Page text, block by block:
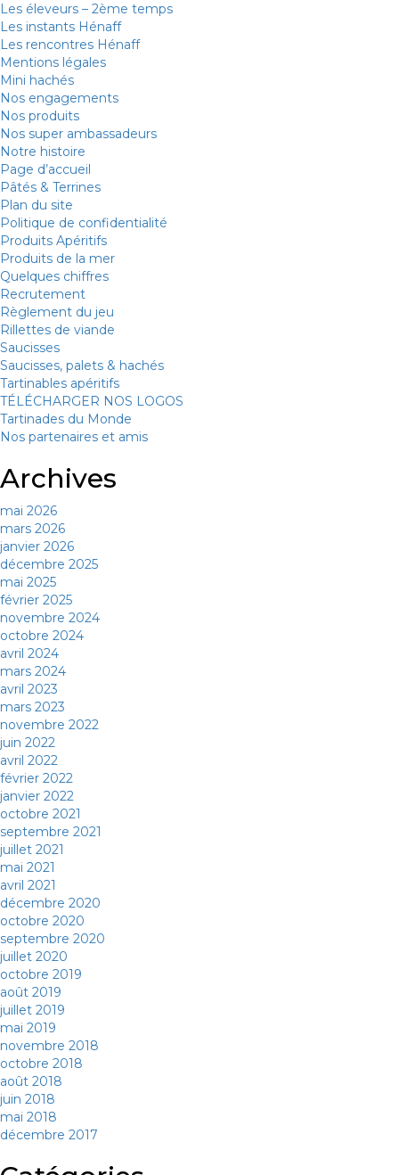
Les éleveurs – 2ème temps
Les instants Hénaff
Les rencontres Hénaff
Mentions légales
Mini hachés
Nos engagements
Nos produits
Nos super ambassadeurs
Notre histoire
Page d’accueil
Pâtés & Terrines
Plan du site
Politique de confidentialité
Produits Apéritifs
Produits de la mer
Quelques chiffres
Recrutement
Règlement du jeu
Rillettes de viande
Saucisses
Saucisses, palets & hachés
Tartinables apéritifs
TÉLÉCHARGER NOS LOGOS
Tartinades du Monde
Nos partenaires et amis
Archives
mai 2026
mars 2026
janvier 2026
décembre 2025
mai 2025
février 2025
novembre 2024
octobre 2024
avril 2024
mars 2024
avril 2023
mars 2023
novembre 2022
juin 2022
avril 2022
février 2022
janvier 2022
octobre 2021
septembre 2021
juillet 2021
mai 2021
avril 2021
décembre 2020
octobre 2020
septembre 2020
juillet 2020
octobre 2019
août 2019
juillet 2019
mai 2019
novembre 2018
octobre 2018
août 2018
juin 2018
mai 2018
décembre 2017